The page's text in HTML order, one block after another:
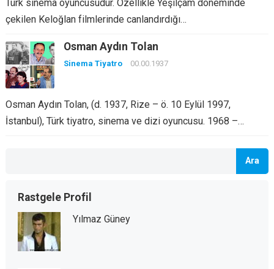
Türk sinema oyuncusudur. Özellikle Yeşilçam döneminde
çekilen Keloğlan filmlerinde canlandırdığı…
Osman Aydın Tolan
Sinema Tiyatro 00.00.1937
Osman Aydın Tolan, (d. 1937, Rize – ö. 10 Eylül 1997,
İstanbul), Türk tiyatro, sinema ve dizi oyuncusu. 1968 –…
Ara
Rastgele Profil
Yılmaz Güney